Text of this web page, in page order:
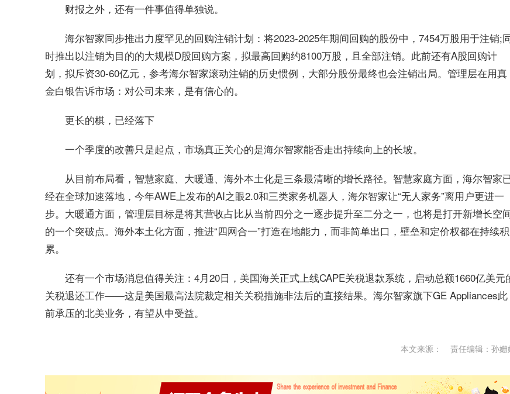
财报之外，还有一件事值得单独说。
海尔智家同步推出力度罕见的回购注销计划：将2023-2025年期间回购的股份中，7454万股用于注销;
时推出以注销为目的的大规模D股回购方案，拟最高回购约8100万股，且全部注销。此前还有A股回购计
划，拟斥资30-60亿元，参考海尔智家滚动注销的历史惯例，大部分股份最终也会注销出局。管理层在用真
金白银告诉市场：对公司未来，是有信心的。
更长的棋，已经落下
一个季度的改善只是起点，市场真正关心的是海尔智家能否走出持续向上的长坡。
从目前布局看，智慧家庭、大暖通、海外本土化是三条最清晰的增长路径。智慧家庭方面，海尔智家
经在全球加速落地，今年AWE上发布的AI之眼2.0和三类家务机器人，海尔智家让“无人家务”离用户更进一
步。大暖通方面，管理层目标是将其营收占比从当前四分之一逐步提升至二分之一，也将是打开新增长空
的一个突破点。海外本土化方面，推进“四网合一”打造在地能力，而非简单出口，壁垒和定价权都在持续积
累。
还有一个市场消息值得关注：4月20日，美国海关正式上线CAPE关税退款系统，启动总额1660亿美元
关税退还工作——这是美国最高法院裁定相关关税措施非法后的直接结果。海尔智家旗下GE Appliances此
前承压的北美业务，有望从中受益。
本文来源： 责任编辑：孙姗